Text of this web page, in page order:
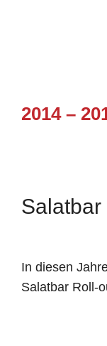
2014 –
In diesen
Salatbar Roll-